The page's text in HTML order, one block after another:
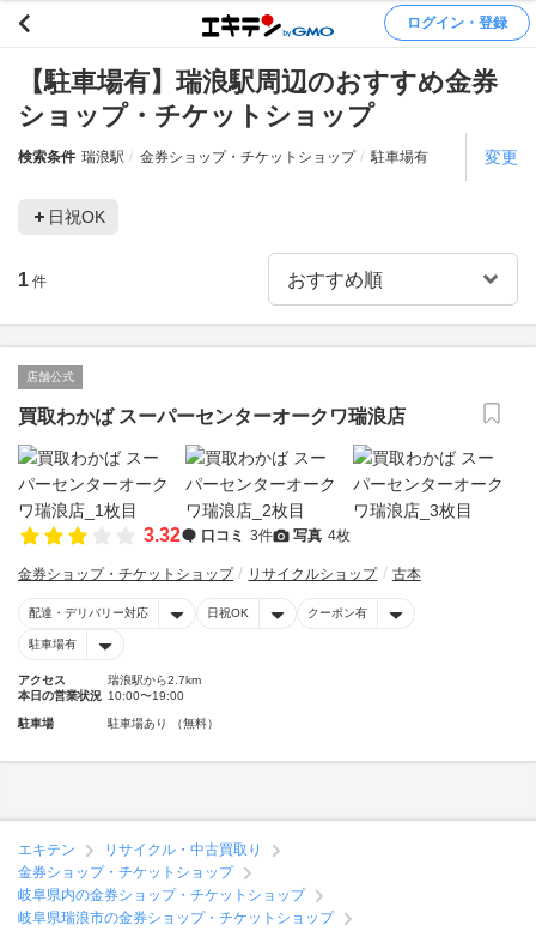
ログイン・登録
【駐車場有】瑞浪駅周辺のおすすめ金券
ショップ・チケットショップ
検索条件 瑞浪駅 金券ショップ・チケットショップ 駐車場有 変更
日祝OK
1 件
店舗公式
買取わかば スーパーセンターオークワ瑞浪店
3.32 口コミ 3件 写真 4枚
金券ショップ・チケットショップ リサイクルショップ 古本
配達・デリバリー対応 日祝OK クーポン有
駐車場有
アクセス
瑞浪駅から2.7km
本日の営業状況 10:00〜19:00
駐車場 駐車場あり （無料）
エキテン
リサイクル・中古買取り
金券ショップ・チケットショップ
岐阜県内の金券ショップ・チケットショップ
岐阜県瑞浪市の金券ショップ・チケットショップ